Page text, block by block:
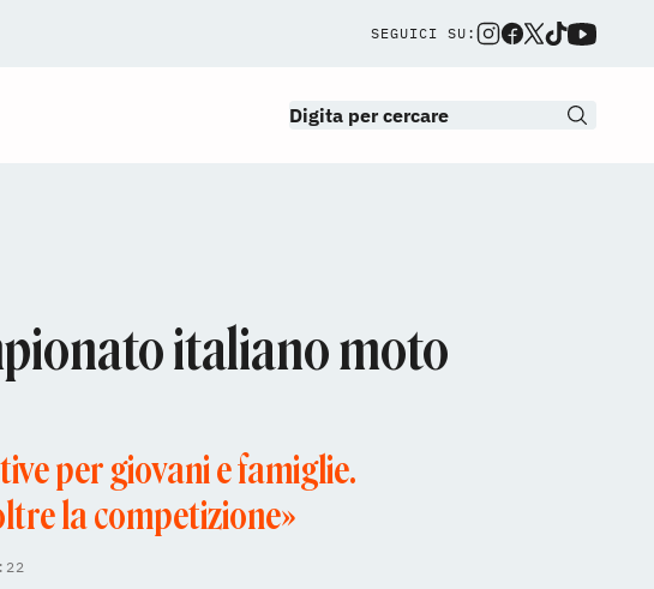
SEGUICI SU:
italiano moto
per giovani e famiglie.
la competizione»